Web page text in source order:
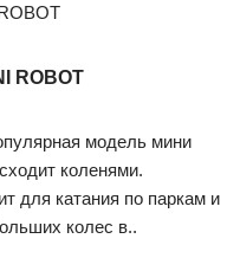
ROBOT
модель мини
коленями.
для катания по паркам и
колес в..